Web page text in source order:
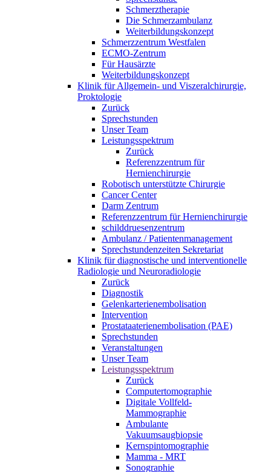
Schmerztherapie
Die Schmerzambulanz
Weiterbildungskonzept
Schmerzzentrum Westfalen
ECMO-Zentrum
Für Hausärzte
Weiterbildungskonzept
Klinik für Allgemein- und Viszeralchirurgie,
Proktologie
Zurück
Sprechstunden
Unser Team
Leistungsspektrum
Zurück
Referenzzentrum für
Hernienchirurgie
Robotisch unterstützte Chirurgie
Cancer Center
Darm Zentrum
Referenzzentrum für Hernienchirurgie
schilddruesenzentrum
Ambulanz / Patientenmanagement
Sprechstundenzeiten Sekretariat
Klinik für diagnostische und interventionelle
Radiologie und Neuroradiologie
Zurück
Diagnostik
Gelenkarterienembolisation
Intervention
Prostataaterienembolisation (PAE)
Sprechstunden
Veranstaltungen
Unser Team
Leistungsspektrum
Zurück
Computertomographie
Digitale Vollfeld-
Mammographie
Ambulante
Vakuumsaugbiopsie
Kernspintomographie
Mamma - MRT
Sonographie